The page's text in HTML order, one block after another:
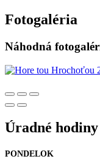
Fotogaléria
Náhodná
Úradné hodiny
PONDELOK